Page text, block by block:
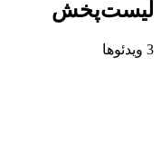
لیست‌پخش
3 ویدئوها